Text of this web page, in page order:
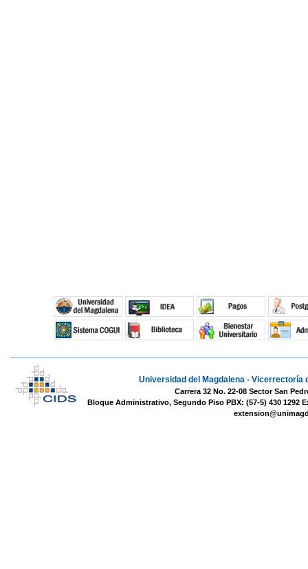
Universidad del Magdalena - Vicerrectoría
Carrera 32 No. 22-08 Sector San
Bloque Administrativo, Segundo Piso PBX: (57-5) 430 1292